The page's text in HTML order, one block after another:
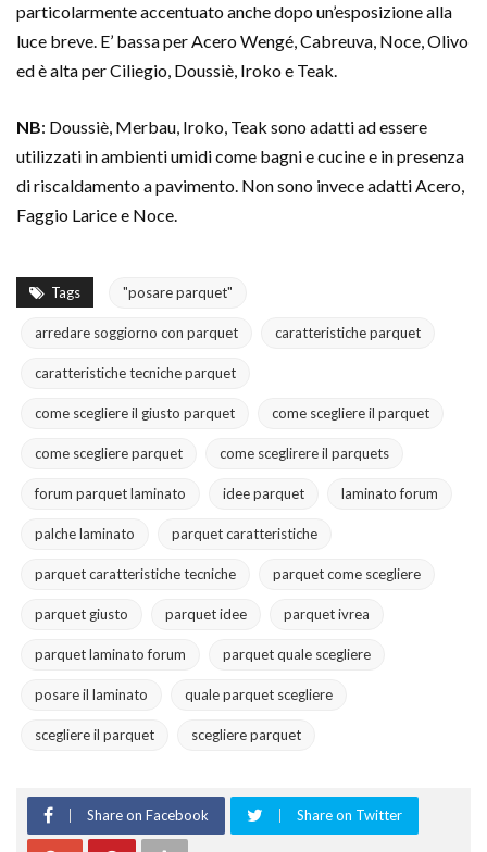
particolarmente accentuato anche dopo un’esposizione alla
luce breve. E’ bassa per Acero Wengé, Cabreuva, Noce, Olivo
ed è alta per Ciliegio, Doussiè, Iroko e Teak.
NB: Doussiè, Merbau, Iroko, Teak sono adatti ad essere
utilizzati in ambienti umidi come bagni e cucine e in presenza
di riscaldamento a pavimento. Non sono invece adatti Acero,
Faggio Larice e Noce.
Tags "posare parquet"
arredare soggiorno con parquet caratteristiche parquet
caratteristiche tecniche parquet
come scegliere il giusto parquet come scegliere il parquet
come scegliere parquet come sceglirere il parquets
forum parquet laminato idee parquet laminato forum
palche laminato parquet caratteristiche
parquet caratteristiche tecniche parquet come scegliere
parquet giusto parquet idee parquet ivrea
parquet laminato forum parquet quale scegliere
posare il laminato quale parquet scegliere
scegliere il parquet scegliere parquet
Share on Facebook Share on Twitter